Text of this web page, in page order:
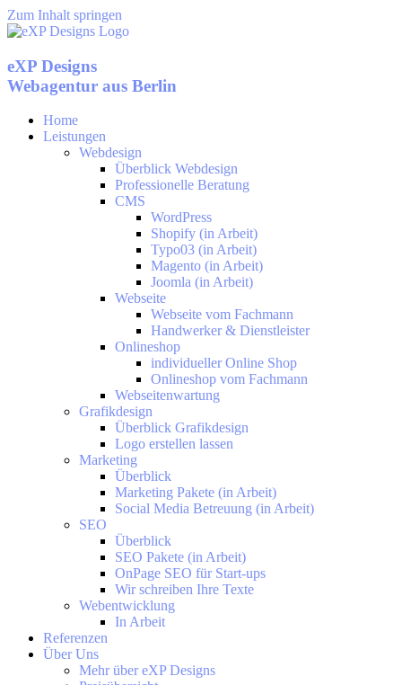
Zum Inhalt springen
eXP Designs
Webagentur aus Berlin
Home
Leistungen
Webdesign
Überblick Webdesign
Professionelle Beratung
CMS
WordPress
Shopify (in Arbeit)
Typo03 (in Arbeit)
Magento (in Arbeit)
Joomla (in Arbeit)
Webseite
Webseite vom Fachmann
Handwerker & Dienstleister
Onlineshop
individueller Online Shop
Onlineshop vom Fachmann
Webseitenwartung
Grafikdesign
Überblick Grafikdesign
Logo erstellen lassen
Marketing
Überblick
Marketing Pakete (in Arbeit)
Social Media Betreuung (in Arbeit)
SEO
Überblick
SEO Pakete (in Arbeit)
OnPage SEO für Start-ups
Wir schreiben Ihre Texte
Webentwicklung
In Arbeit
Referenzen
Über Uns
Mehr über eXP Designs